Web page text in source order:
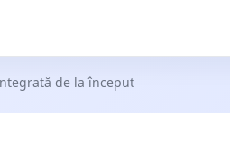
de la început